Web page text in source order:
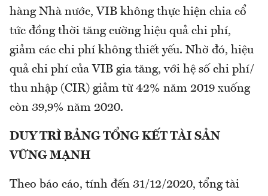
hàng Nhà nước, VIB không thực hiện chia cổ
tức đồng thời tăng cường hiệu quả chi phí,
giảm các chi phí không thiết yếu. Nhờ đó, hiệu
quả chi phí của VIB gia tăng, với hệ số chi phí/
thu nhập (CIR) giảm từ 42% năm 2019 xuống
còn 39,9% năm 2020.
DUY TRÌ BẢNG TỔNG KẾT TÀI SẢN
VỮNG MẠNH
Theo báo cáo, tính đến 31/12/2020, tổng tài